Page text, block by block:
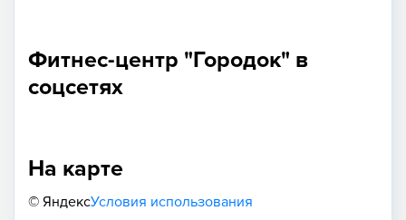
Фитнес-центр "Городок" в
соцсетях
На карте
© ЯндексУсловия использования